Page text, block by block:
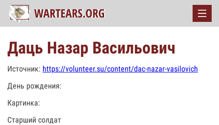
Даць Назар Васильович
Источник: https://volunteer.su/content/dac-nazar-vasilovich
День рождения:
Картинка:
Старший солдат